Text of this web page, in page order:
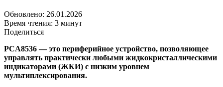
Обновлено: 26.01.2026
Время чтения: 3 минут
Поделиться
PCA8536 — это периферийное устройство, позволяющее
управлять практически любыми жидкокристаллическими
индикаторами (ЖКИ) с низким уровнем
мультиплексирования.